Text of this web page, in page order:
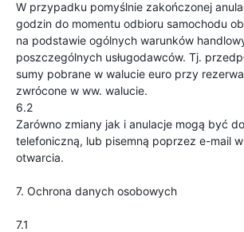
W przypadku pomyślnie zakończonej
godzin do momentu odbioru samochodu
na podstawie ogólnych warunków
poszczególnych usługodawców. Tj.
sumy pobrane w walucie euro przy
zwrócone w ww. walucie.
6.2
Zarówno zmiany jak i anulacje mogą być
telefoniczną, lub pisemną poprzez e-mail
otwarcia.
7. Ochrona danych osobowych
7.1